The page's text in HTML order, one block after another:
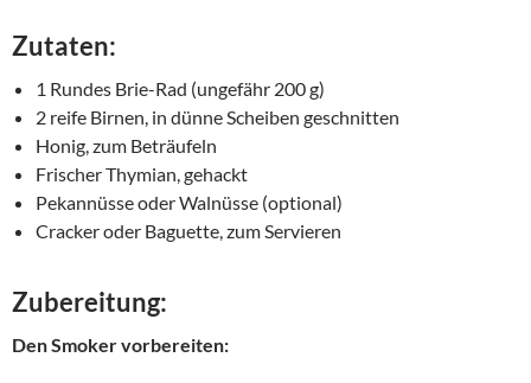
Zutaten:
1 Rundes Brie-Rad (ungefähr 200 g)
2 reife Birnen, in dünne Scheiben geschnitten
Honig, zum Beträufeln
Frischer Thymian, gehackt
Pekannüsse oder Walnüsse (optional)
Cracker oder Baguette, zum Servieren
Zubereitung:
Den Smoker vorbereiten: